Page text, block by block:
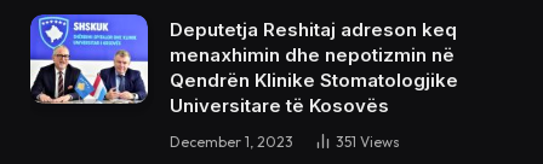
Deputetja Reshitaj adreson keq
menaxhimin dhe nepotizmin në
Qendrën Klinike Stomatologjike
Universitare të Kosovës
December 1, 2023 351 Views